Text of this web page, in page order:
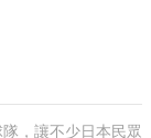
，讓不少日本民眾